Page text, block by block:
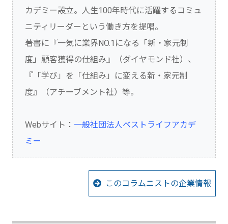
カデミー設立。人生100年時代に活躍するコミュ
ニティリーダーという働き方を提唱。
著書に『一気に業界NO.1になる「新・家元制
度」顧客獲得の仕組み』（ダイヤモンド社）、
『「学び」を「仕組み」に変える新・家元制
度』（アチーブメント社）等。
Webサイト： 一般社団法人ベストライフアカデ
ミー
このコラムニストの企業情報